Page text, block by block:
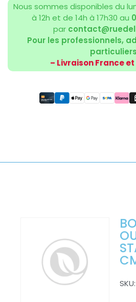
Nous sommes disponibles du
à 12h et de 14h à 17h30 au
par
Pour les professionnels,
– Livraison France
SKU: